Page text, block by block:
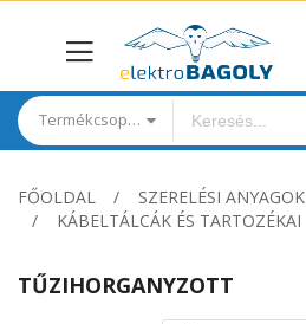
Termékcsoportok
FŐOLDAL SZERELÉSI ANYAGOK
KÁBELTÁLCÁK ÉS TARTOZÉKAI
TŰZIHORGANYZOTT